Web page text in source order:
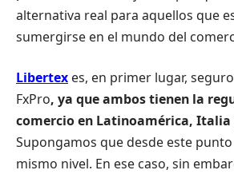
alternativa real para aquellos que
sumergirse en el mundo del
Libertex es, en primer lugar,
FxPro, ya que ambos tienen la
comercio en Latinoamérica, Italia
Supongamos que desde este
mismo nivel. En ese caso, sin